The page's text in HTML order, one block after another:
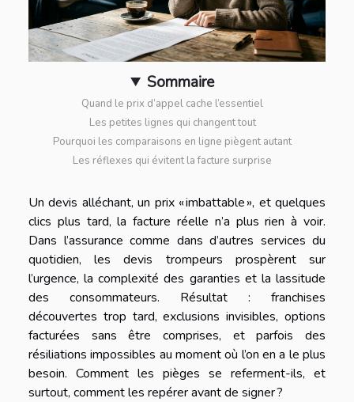
Sommaire
Quand le prix d’appel cache l’essentiel
Les petites lignes qui changent tout
Pourquoi les comparaisons en ligne piègent autant
Les réflexes qui évitent la facture surprise
Un devis alléchant, un prix « imbattable », et quelques
clics plus tard, la facture réelle n’a plus rien à voir.
Dans l’assurance comme dans d’autres services du
quotidien, les devis trompeurs prospèrent sur
l’urgence, la complexité des garanties et la lassitude
des consommateurs. Résultat : franchises
découvertes trop tard, exclusions invisibles, options
facturées sans être comprises, et parfois des
résiliations impossibles au moment où l’on en a le plus
besoin. Comment les pièges se referment-ils, et
surtout, comment les repérer avant de signer ?